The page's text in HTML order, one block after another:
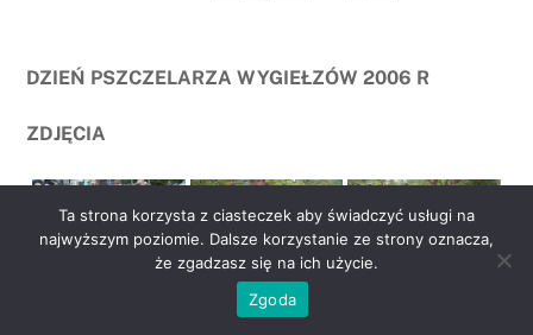
DZIEŃ PSZCZELARZA WYGIEŁZÓW 2006 R
ZDJĘCIA
‹
Ta strona korzysta z ciasteczek aby świadczyć usługi na
najwyższym poziomie. Dalsze korzystanie ze strony oznacza,
że zgadzasz się na ich użycie.
Zgoda